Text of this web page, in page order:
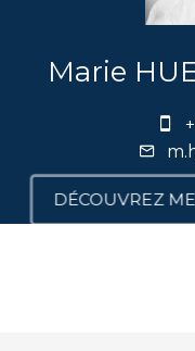
Marie
DÉCOUVREZ